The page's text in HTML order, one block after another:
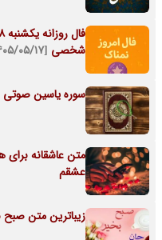
شخصی [۱۴۰۵/۰۵/۱۷]
سوره یاسین
متن عاشقانه
عشقم
زیباترین متن صبح